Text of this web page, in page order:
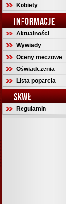
Kobiety
INFORMACJE
Aktualności
Wywiady
Oceny meczowe
Oświadczenia
Lista poparcia
SKWŁ
Regulamin